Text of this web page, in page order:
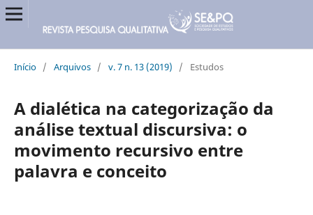
Início / Arquivos / v. 7 n. 13 (2019) / Estudos
A dialética na categorização da
análise textual discursiva: o
movimento recursivo entre
palavra e conceito